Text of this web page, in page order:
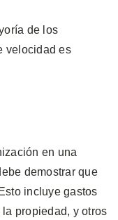
de los
velocidad es
en una
demostrar que
incluye gastos
propiedad, y otros